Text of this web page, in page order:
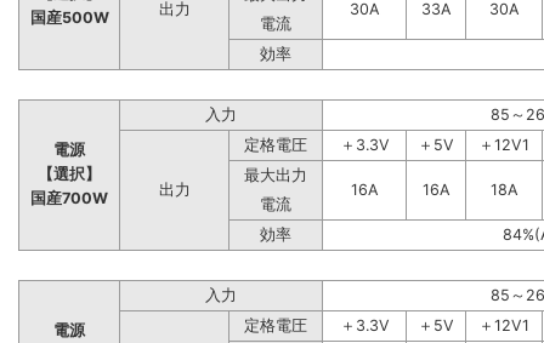
国産500W
出力
30A
33A
30A
電流
効率
電源
【選択】
国産700W
入力 85～
出力
定格電圧 ＋3.3V ＋5V
＋12V1
最大出力
16A
16A
18A
電流
効率
電源
入力 85～
定格電圧 ＋3.3V ＋5V
＋12V1